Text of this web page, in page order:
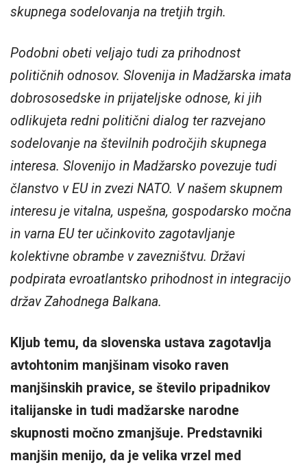
skupnega sodelovanja na tretjih trgih.
Podobni obeti veljajo tudi za prihodnost
političnih odnosov. Slovenija in Madžarska imata
dobrososedske in prijateljske odnose, ki jih
odlikujeta redni politični dialog ter razvejano
sodelovanje na številnih področjih skupnega
interesa. Slovenijo in Madžarsko povezuje tudi
članstvo v EU in zvezi NATO. V našem skupnem
interesu je vitalna, uspešna, gospodarsko močna
in varna EU ter učinkovito zagotavljanje
kolektivne obrambe v zavezništvu. Državi
podpirata evroatlantsko prihodnost in integracijo
držav Zahodnega Balkana.
Kljub temu, da slovenska ustava zagotavlja
avtohtonim manjšinam visoko raven
manjšinskih pravice, se število pripadnikov
italijanske in tudi madžarske narodne
skupnosti močno zmanjšuje. Predstavniki
manjšin menijo, da je velika vrzel med